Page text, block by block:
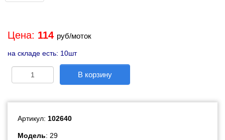
Цена: 114 руб/моток
на складе есть: 10шт
В корзину
Артикул: 102640
Модель: 29